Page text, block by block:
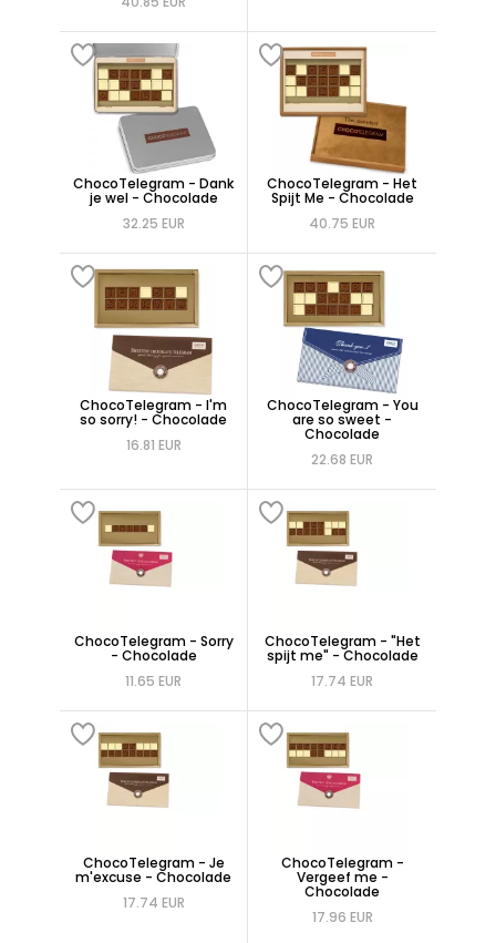
ChocoTelegram - Dank
je wel - Chocolade
32.25 EUR
ChocoTelegram - Het
Spijt Me - Chocolade
40.75 EUR
ChocoTelegram - I'm
so sorry! - Chocolade
16.81 EUR
ChocoTelegram - You
are so sweet -
Chocolade
22.68 EUR
ChocoTelegram - Sorry
- Chocolade
11.65 EUR
ChocoTelegram - "Het
spijt me" - Chocolade
17.74 EUR
ChocoTelegram - Je
m'excuse - Chocolade
17.74 EUR
ChocoTelegram -
Vergeef me -
Chocolade
17.96 EUR